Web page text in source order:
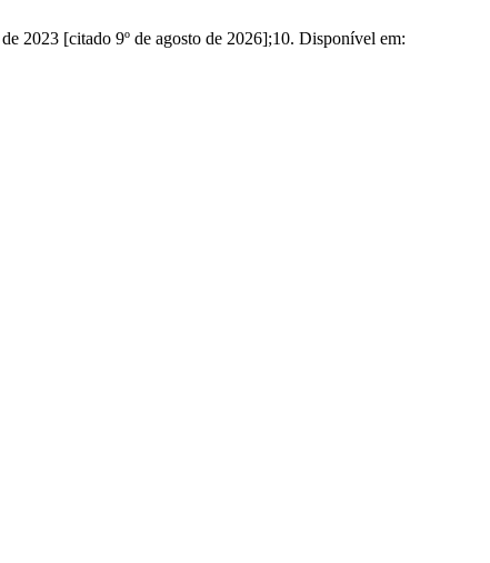
2023 [citado 9º de agosto de 2026];10. Disponível em: